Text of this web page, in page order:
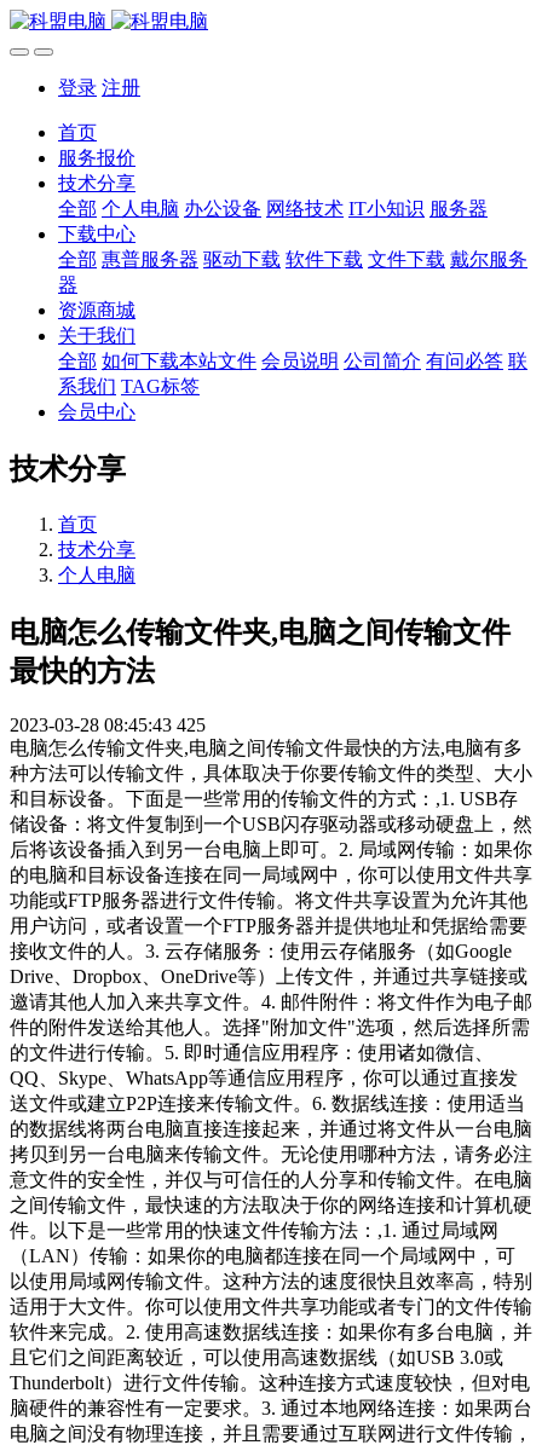
登录 注册
首页
服务报价
技术分享
全部 个人电脑 办公设备 网络技术 IT小知识 服务器
下载中心
全部 惠普服务器 驱动下载 软件下载 文件下载 戴尔服务
器
资源商城
关于我们
全部 如何下载本站文件 会员说明 公司简介 有问必答 联
系我们 TAG标签
会员中心
技术分享
首页
技术分享
个人电脑
电脑怎么传输文件夹,电脑之间传输文件
最快的方法
2023-03-28 08:45:43 425
电脑怎么传输文件夹,电脑之间传输文件最快的方法,电脑有多
种方法可以传输文件，具体取决于你要传输文件的类型、大小
和目标设备。下面是一些常用的传输文件的方式：,1. USB存
储设备：将文件复制到一个USB闪存驱动器或移动硬盘上，然
后将该设备插入到另一台电脑上即可。2. 局域网传输：如果你
的电脑和目标设备连接在同一局域网中，你可以使用文件共享
功能或FTP服务器进行文件传输。将文件共享设置为允许其他
用户访问，或者设置一个FTP服务器并提供地址和凭据给需要
接收文件的人。3. 云存储服务：使用云存储服务（如Google
Drive、Dropbox、OneDrive等）上传文件，并通过共享链接或
邀请其他人加入来共享文件。4. 邮件附件：将文件作为电子邮
件的附件发送给其他人。选择"附加文件"选项，然后选择所需
的文件进行传输。5. 即时通信应用程序：使用诸如微信、
QQ、Skype、WhatsApp等通信应用程序，你可以通过直接发
送文件或建立P2P连接来传输文件。6. 数据线连接：使用适当
的数据线将两台电脑直接连接起来，并通过将文件从一台电脑
拷贝到另一台电脑来传输文件。无论使用哪种方法，请务必注
意文件的安全性，并仅与可信任的人分享和传输文件。在电脑
之间传输文件，最快速的方法取决于你的网络连接和计算机硬
件。以下是一些常用的快速文件传输方法：,1. 通过局域网
（LAN）传输：如果你的电脑都连接在同一个局域网中，可
以使用局域网传输文件。这种方法的速度很快且效率高，特别
适用于大文件。你可以使用文件共享功能或者专门的文件传输
软件来完成。2. 使用高速数据线连接：如果你有多台电脑，并
且它们之间距离较近，可以使用高速数据线（如USB 3.0或
Thunderbolt）进行文件传输。这种连接方式速度较快，但对电
脑硬件的兼容性有一定要求。3. 通过本地网络连接：如果两台
电脑之间没有物理连接，并且需要通过互联网进行文件传输，